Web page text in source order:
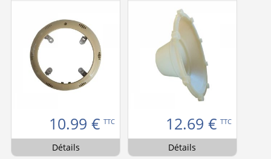
10.99 € TTC
Détails
12.69 € TTC
Détails